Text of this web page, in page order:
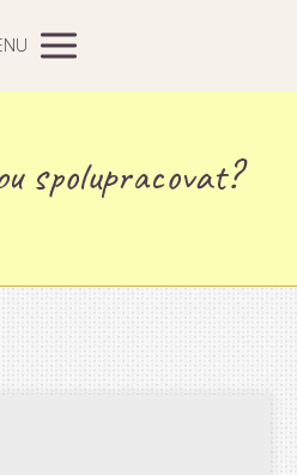
spolupracovat?